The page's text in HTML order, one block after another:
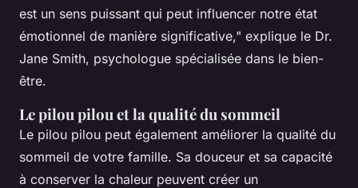
est un sens puissant qui peut influencer notre état
émotionnel de manière significative," explique le Dr.
Jane Smith, psychologue spécialisée dans le bien-
être.
Le pilou pilou et la qualité du sommeil
Le pilou pilou peut également améliorer la qualité du
sommeil de votre famille. Sa douceur et sa capacité
à conserver la chaleur peuvent créer un